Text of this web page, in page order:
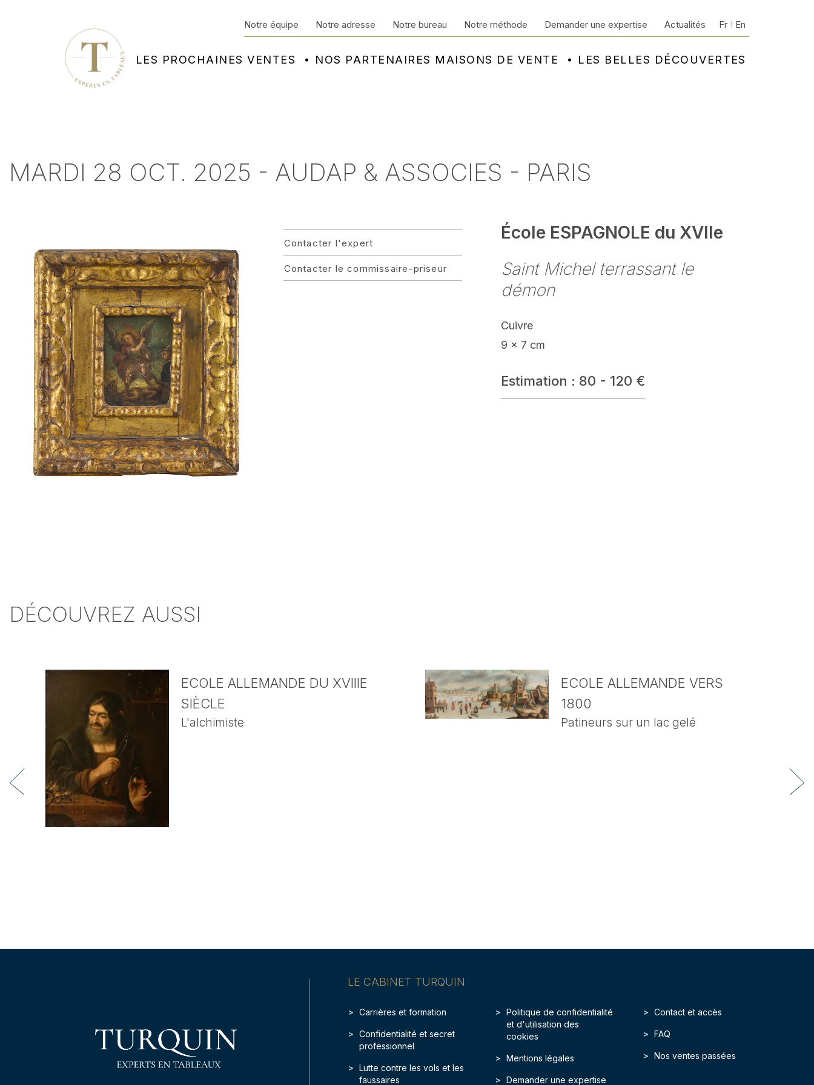
LES PROCHAINES VENTES NOS PARTENAIRES MAISONS DE VENTE LES BELLES DÉCOUVERTES
Notre équipe Notre adresse Notre bureau Notre méthode Demander une expertise Actualités Fr En
MARDI 28 OCT. 2025 - AUDAP & ASSOCIES - PARIS
Contacter l'expert
Contacter le commissaire-priseur
École ESPAGNOLE du XVIIe
Saint Michel terrassant le
démon
Cuivre
9 x 7 cm
Estimation : 80 - 120 €
DÉCOUVREZ AUSSI
ECOLE ALLEMANDE DU XVIIIE
SIÈCLE
L'alchimiste
ECOLE ALLEMANDE VERS
1800
Patineurs sur un lac gelé
LE CABINET TURQUIN
Carrières et formation
Confidentialité et secret
professionnel
Lutte contre les vols et les
faussaires
Politique de confidentialité
et d'utilisation des
cookies
Mentions légales
Demander une expertise
Contact et accès
FAQ
Nos ventes passées